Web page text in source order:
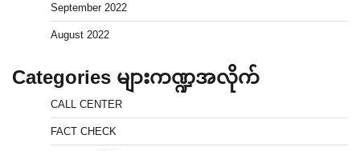
September 2022
August 2022
Categories များကဏ္ဍအလိုက်
CALL CENTER
FACT CHECK